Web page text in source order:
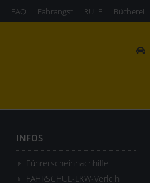
FAQ Fahrangst RULE Bücherei
INFOS
Führerscheinnachhilfe
FAHRSCHUL-LKW-Verleih